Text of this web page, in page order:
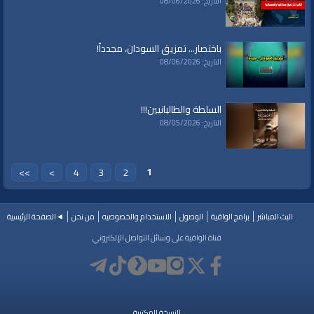
مشعل
باختصار... تمزيق السودان، مجدداً!
التاريخ: 08/06/2026
السلطة والطالبانيين!!!
التاريخ: 08/05/2026
1
2
3
4
>
>>
البث المباشر برامج الواقية الوصول الاستخدام والخصوصيه من نحن
◄الصفحة الرئيسية
قناة الواقية على وسائل التواصل الإلكتروني